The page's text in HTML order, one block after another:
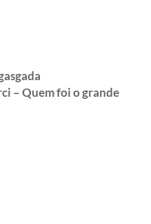
– Quem foi o grande